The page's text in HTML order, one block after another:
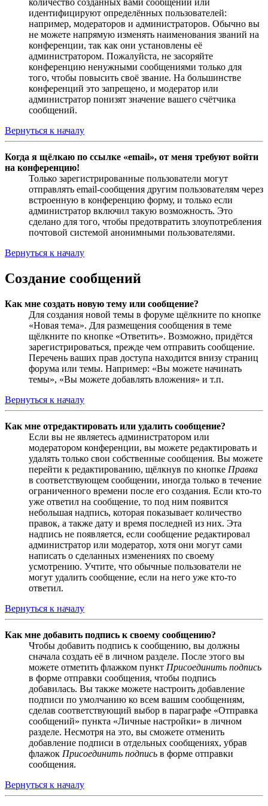
количество созданных вами сообщений или
идентифицируют определённых пользователей:
например, модераторов и администраторов. Обычно вы
не можете напрямую изменять наименования званий на
конференции, так как они установлены её
администратором. Пожалуйста, не засоряйте
конференцию ненужными сообщениями только для
того, чтобы повысить своё звание. На большинстве
конференций это запрещено, и модератор или
администратор понизят значение вашего счётчика
сообщений.
Вернуться к началу
Когда я щёлкаю по ссылке «email», от меня требуют войти
на конференцию!
Только зарегистрированные пользователи могут
отправлять email-сообщения другим пользователям через
встроенную в конференцию форму, и только если
администратор включил такую возможность. Это
сделано для того, чтобы предотвратить злоупотребления
почтовой системой анонимными пользователями.
Вернуться к началу
Создание сообщений
Как мне создать новую тему или сообщение?
Для создания новой темы в форуме щёлкните по кнопке
«Новая тема». Для размещения сообщения в теме
щёлкните по кнопке «Ответить». Возможно, придётся
зарегистрироваться, прежде чем отправить сообщение.
Перечень ваших прав доступа находится внизу страниц
форума или темы. Например: «Вы можете начинать
темы», «Вы можете добавлять вложения» и т.п.
Вернуться к началу
Как мне отредактировать или удалить сообщение?
Если вы не являетесь администратором или
модератором конференции, вы можете редактировать и
удалять только свои собственные сообщения. Вы можете
перейти к редактированию, щёлкнув по кнопке Правка
в соответствующем сообщении, иногда только в течение
ограниченного времени после его создания. Если кто-то
уже ответил на сообщение, то под ним появится
небольшая надпись, которая показывает количество
правок, а также дату и время последней из них. Эта
надпись не появляется, если сообщение редактировал
администратор или модератор, хотя они могут сами
написать о сделанных изменениях по своему
усмотрению. Учтите, что обычные пользователи не
могут удалить сообщение, если на него уже кто-то
ответил.
Вернуться к началу
Как мне добавить подпись к своему сообщению?
Чтобы добавить подпись к сообщению, вы должны
сначала создать её в личном разделе. После этого вы
можете отметить флажком пункт Присоединить подпись
в форме отправки сообщения, чтобы подпись
добавилась. Вы также можете настроить добавление
подписи по умолчанию ко всем вашим сообщениям,
сделав соответствующий выбор в параграфе «Отправка
сообщений» пункта «Личные настройки» в личном
разделе. Несмотря на это, вы сможете отменить
добавление подписи в отдельных сообщениях, убрав
флажок Присоединить подпись в форме отправки
сообщения.
Вернуться к началу